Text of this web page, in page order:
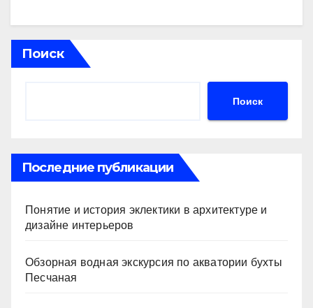
at
s
A
e
gr
a
er
n
ki
р
ть
Поиск
Поиск
Последние публикации
Понятие и история эклектики в архитектуре и
дизайне интерьеров
Обзорная водная экскурсия по акватории бухты
Песчаная